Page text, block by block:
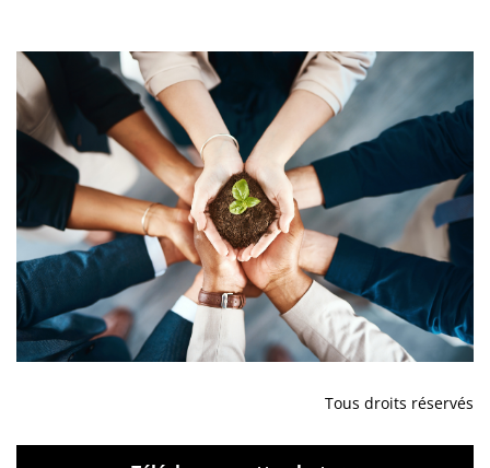
Tous droits réservés